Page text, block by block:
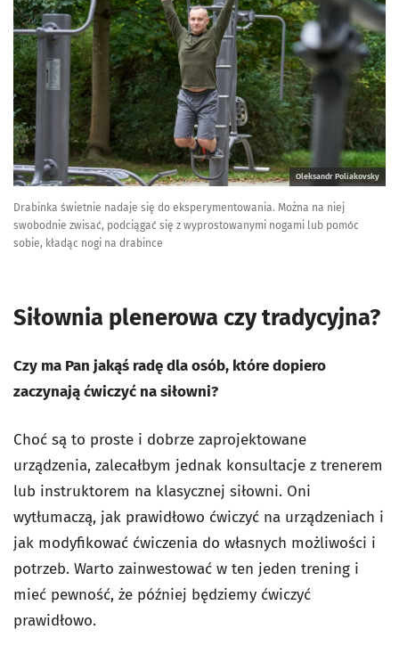
Oleksandr Poliakovsky
Drabinka świetnie nadaje się do eksperymentowania. Można na niej
swobodnie zwisać, podciągać się z wyprostowanymi nogami lub pomóc
sobie, kładąc nogi na drabince
Siłownia plenerowa czy tradycyjna?
Czy ma Pan jakąś radę dla osób, które dopiero
zaczynają ćwiczyć na siłowni?
Choć są to proste i dobrze zaprojektowane
urządzenia, zalecałbym jednak konsultacje z trenerem
lub instruktorem na klasycznej siłowni. Oni
wytłumaczą, jak prawidłowo ćwiczyć na urządzeniach i
jak modyfikować ćwiczenia do własnych możliwości i
potrzeb. Warto zainwestować w ten jeden trening i
mieć pewność, że później będziemy ćwiczyć
prawidłowo.